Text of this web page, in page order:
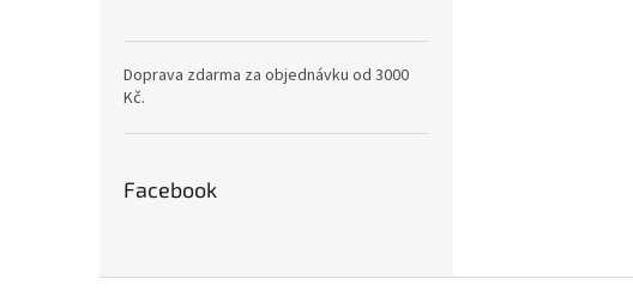
Doprava zdarma za objednávku od 3000
Kč.
Facebook